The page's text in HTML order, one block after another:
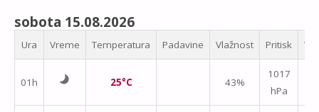
sobota 15.08.2026
Ura Vreme Temperatura Padavine Vlažnost Pritisk
01h 25°C 43%
1017
hPa